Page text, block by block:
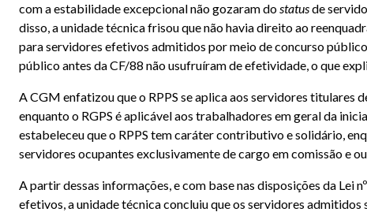
com a estabilidade excepcional não gozaram dostatusde
disso, a unidade técnica frisou que não havia direito ao
para servidores efetivos admitidos por meio de concurso
público antes da CF/88 não usufruíram de efetividade, o que
A CGM enfatizou que o RPPS se aplica aos servidores titulares
enquanto o RGPS é aplicável aos trabalhadores em geral da
estabeleceu que o RPPS tem caráter contributivo e solidário,
servidores ocupantes exclusivamente de cargo em comissão e
A partir dessas informações, e com base nas disposições da
efetivos, a unidade técnica concluiu que os servidores